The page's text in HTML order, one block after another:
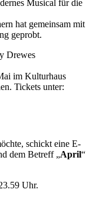
Musical für die
hat gemeinsam mit
geprobt.
Drewes
im Kulturhaus
Tickets unter:
schickt eine E-
dem Betreff „April“
Uhr.